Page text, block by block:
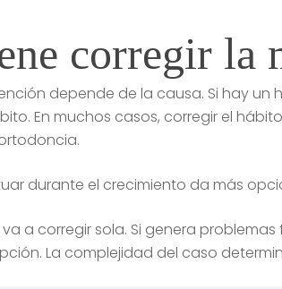
corregir la
depende de la causa. Si hay
En muchos casos, corregir el
durante el crecimiento da más
a corregir sola. Si genera
La complejidad del caso